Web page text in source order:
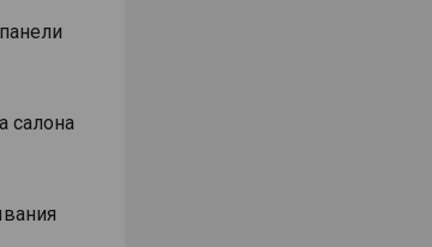
салона